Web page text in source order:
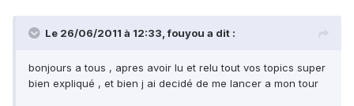
Le 26/06/2011 à 12:33, fouyou a dit :
bonjours a tous , apres avoir lu et relu tout vos topics super
bien expliqué , et bien j ai decidé de me lancer a mon tour